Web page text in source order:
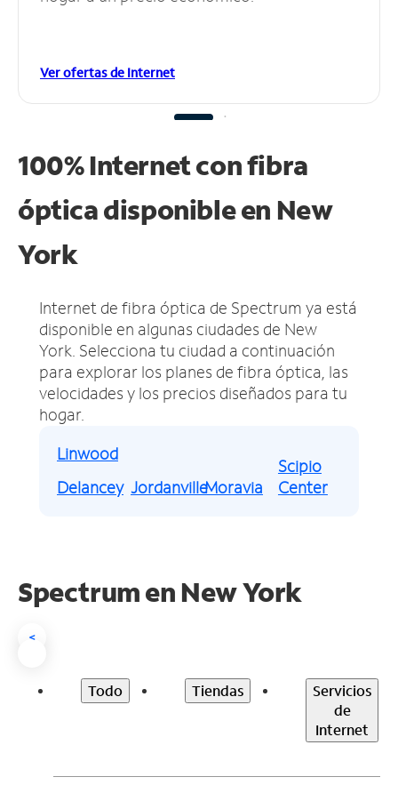
Ver ofertas de Internet
100% Internet con fibra
óptica disponible en New
York
Internet de fibra óptica de Spectrum ya está
disponible en algunas ciudades de New
York. Selecciona tu ciudad a continuación
para explorar los planes de fibra óptica, las
velocidades y los precios diseñados para tu
hogar.
Linwood
Delancey JordanvilleMoravia
Scipio
Center
Spectrum en New York
<
Todo Tiendas
Servicios
de
Internet